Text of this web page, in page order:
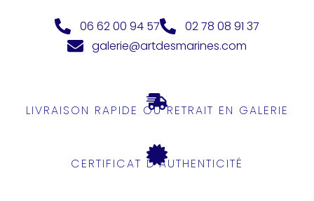
06 62 00 94 57
02 78 08 91 37
galerie@artdesmarines.com
LIVRAISON RAPIDE OU RETRAIT EN GALERIE
CERTIFICAT D'AUTHENTICITÉ